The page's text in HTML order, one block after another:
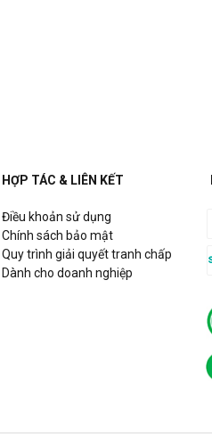
Nội
HỢP TÁC & LIÊN KẾT
Điều khoản sử dụng
Chính sách bảo mật
Quy trình giải quyết tranh chấp
Dành cho doanh nghiệp